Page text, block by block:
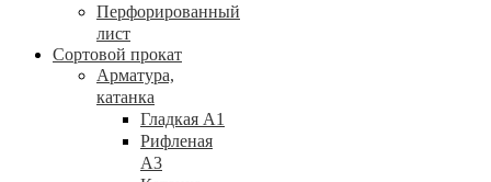
Перфорированный
лист
Сортовой прокат
Арматура,
катанка
Гладкая А1
Рифленая
А3